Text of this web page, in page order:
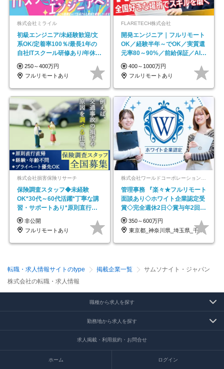
株式会社ミライル
初級エンジニア/未経験歓迎/文
系OK/定着率100％/最長1年の
自社ITスクール研修あり/年休
130日
250～400万円
フルリモートあり
FLARETECH株式会社
開発エンジニア｜フルリモート
OK／経験半年～でOK／実質還
元率80～90%／前給保証／AI系
など最先端案件多数
400～1000万円
フルリモートあり
株式会社損害保険リサーチ
保険調査スタッフ◆未経験
OK*30代～60代活躍*丁寧な講
習・サポートあり*原則直行直
帰／全国募集・業務委託
非公開
フルリモートあり
管理事務 『楽々★フルリモート
面談あり◇ホワイト企業認定受
賞◇完全週休2日◇賞与年2回
/p13
350～600万円
東京都_神奈川県_埼玉県_千葉県_大阪府…
転職・求人情報サイトのtype 掲載企業一覧
サムソナイト・ジャパン
株式会社の転職・求人情報
職種から求人を探す
勤務地から求人を探す
求人掲載・利用規約・お問合せ
ホーム ログイン